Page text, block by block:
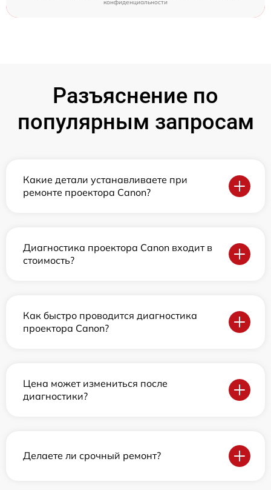
конфиденциальности
Разъяснение по
популярным запросам
Какие детали устанавливаете при
ремонте проектора Canon?
Диагностика проектора Canon входит в
стоимость?
Как быстро проводится диагностика
проектора Canon?
Цена может измениться после
диагностики?
Делаете ли срочный ремонт?